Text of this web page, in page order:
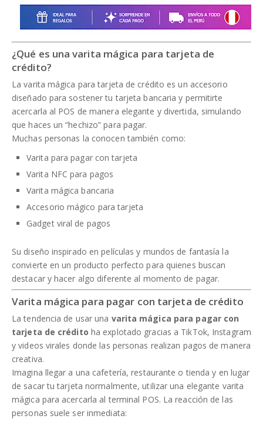
¿Qué es una varita mágica para tarjeta de
crédito?
La varita mágica para tarjeta de crédito es un accesorio
diseñado para sostener tu tarjeta bancaria y permitirte
acercarla al POS de manera elegante y divertida, simulando
que haces un “hechizo” para pagar.
Muchas personas la conocen también como:
Varita para pagar con tarjeta
Varita NFC para pagos
Varita mágica bancaria
Accesorio mágico para tarjeta
Gadget viral de pagos
Su diseño inspirado en películas y mundos de fantasía la
convierte en un producto perfecto para quienes buscan
destacar y hacer algo diferente al momento de pagar.
Varita mágica para pagar con tarjeta de crédito
La tendencia de usar una varita mágica para pagar con
tarjeta de crédito ha explotado gracias a TikTok, Instagram
y videos virales donde las personas realizan pagos de manera
creativa.
Imagina llegar a una cafetería, restaurante o tienda y en lugar
de sacar tu tarjeta normalmente, utilizar una elegante varita
mágica para acercarla al terminal POS. La reacción de las
personas suele ser inmediata: